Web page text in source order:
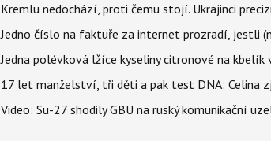
Kremlu nedochází, proti čemu stojí. Ukrajinci
Jedno číslo na faktuře za internet prozradí, jestli
Jedna polévková lžíce kyseliny citronové na
17 let manželství, tři děti a pak test DNA: Celina
Video: Su-27 shodily GBU na ruský komunikační